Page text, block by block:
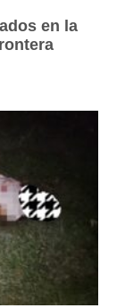
en la